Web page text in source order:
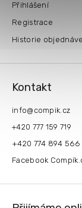
Přihlášení
Registrace
Historie
Kontakt
info@ compik.cz
+420 777 159 719
+420 774 894 566
Facebook